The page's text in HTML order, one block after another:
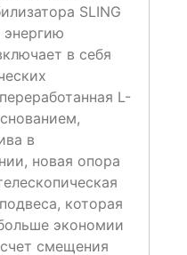
SLING
энергию
в себя
L-
в
новая опора
которая
экономии
смещения